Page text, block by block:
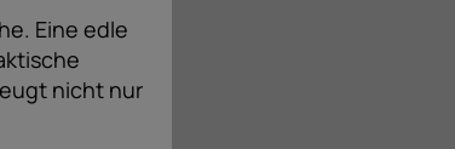
Eine edle
nicht nur